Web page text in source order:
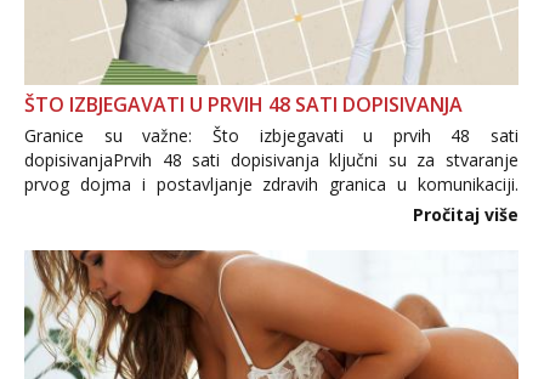
ŠTO IZBJEGAVATI U PRVIH 48 SATI DOPISIVANJA
Granice su važne: Što izbjegavati u prvih 48 sati
dopisivanjaPrvih 48 sati dopisivanja ključni su za stvaranje
prvog dojma i postavljanje zdravih granica u komunikaciji.
Važno je izbjeći prebrzo otkrivanje osobnih ili intimnih
informacija, jer nepoznata osoba još nije zaslužila to
povjerenje. Takođe...
Pročitaj više